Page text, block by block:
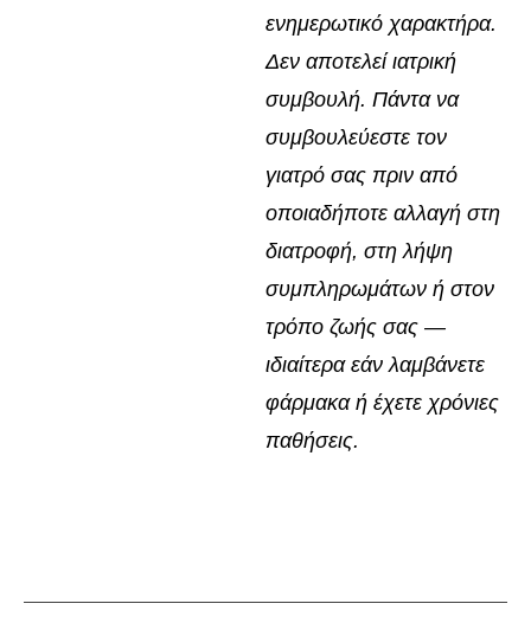
ενημερωτικό χαρακτήρα.
Δεν αποτελεί ιατρική
συμβουλή. Πάντα να
συμβουλεύεστε τον
γιατρό σας πριν από
οποιαδήποτε αλλαγή στη
διατροφή, στη λήψη
συμπληρωμάτων ή στον
τρόπο ζωής σας —
ιδιαίτερα εάν λαμβάνετε
φάρμακα ή έχετε χρόνιες
παθήσεις.